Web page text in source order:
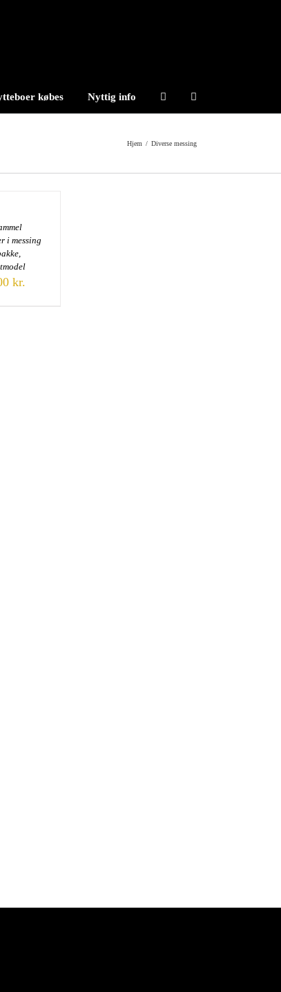
købes Nyttig info
Hjem / Diverse messing
i messing
kr.